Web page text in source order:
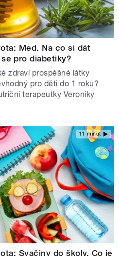
Med. Na co si dát
pro diabetiky?
zdraví prospěšné látky
pro děti do 1 roku?
terapeutky Veroniky
11 minut
Svačiny do školy. Co je